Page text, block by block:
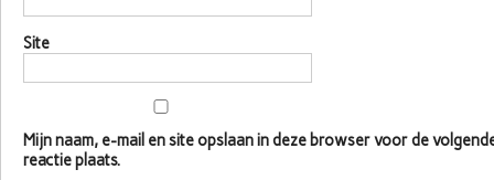
Site
Mijn naam, e-mail en site opslaan in deze browser voor de
reactie plaats.